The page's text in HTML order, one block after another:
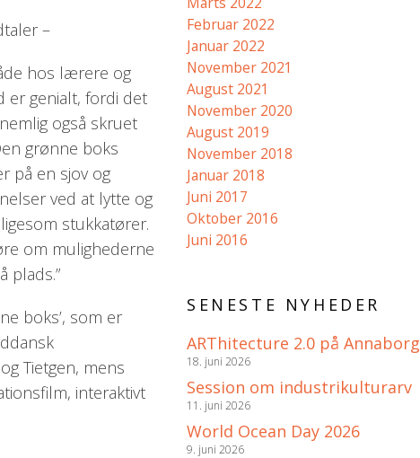
–
hos lærere og
er genialt, fordi det
også skruet
grønne boks
på en sjov og
ved at lytte og
stukkatører.
om mulighederne
plads.”
boks’, som er
Tietgen, mens
interaktivt
Februar 2022
Januar 2022
November 2021
August 2021
November 2020
August 2019
November 2018
Januar 2018
Juni 2017
Oktober 2016
Juni 2016
SENESTE NYHEDER
ARThitecture 2.0 på Annaborg
18. juni 2026
Session om industrikulturarv
11. juni 2026
World Ocean Day 2026
9. juni 2026